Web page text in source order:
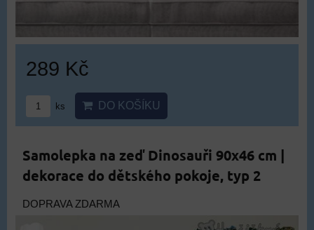
289 Kč
ks DO KOŠÍKU
Samolepka na zeď Dinosauři 90x46 cm |
dekorace do dětského pokoje, typ 2
DOPRAVA ZDARMA